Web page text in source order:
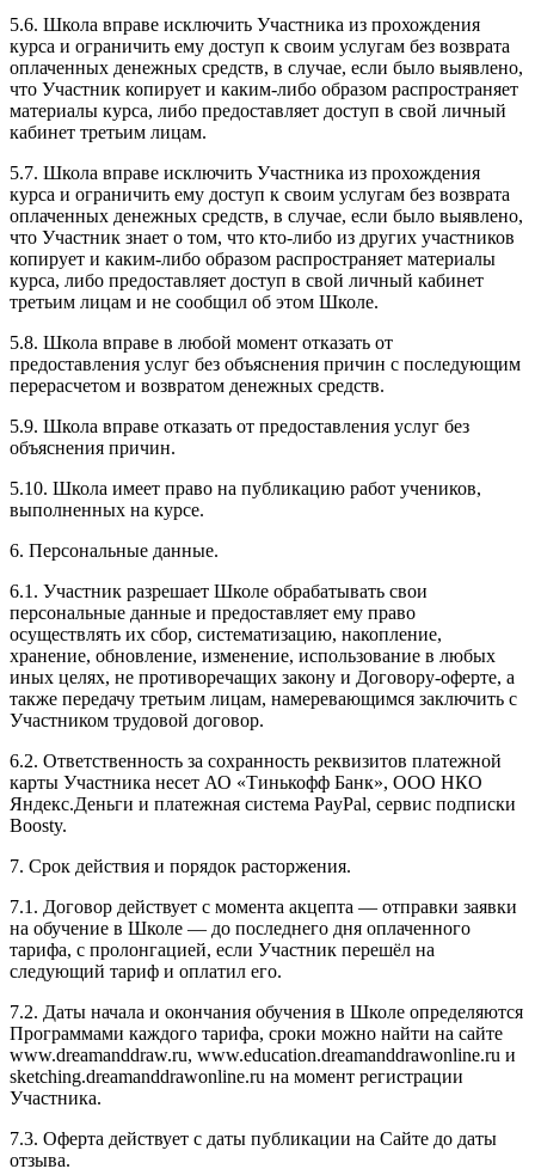
5.6. Школа вправе исключить Участника из прохождения
курса и ограничить ему доступ к своим услугам без возврата
оплаченных денежных средств, в случае, если было выявлено,
что Участник копирует и каким-либо образом распространяет
материалы курса, либо предоставляет доступ в свой личный
кабинет третьим лицам.
5.7. Школа вправе исключить Участника из прохождения
курса и ограничить ему доступ к своим услугам без возврата
оплаченных денежных средств, в случае, если было выявлено,
что Участник знает о том, что кто-либо из других участников
копирует и каким-либо образом распространяет материалы
курса, либо предоставляет доступ в свой личный кабинет
третьим лицам и не сообщил об этом Школе.
5.8. Школа вправе в любой момент отказать от
предоставления услуг без объяснения причин с последующим
перерасчетом и возвратом денежных средств.
5.9. Школа вправе отказать от предоставления услуг без
объяснения причин.
5.10. Школа имеет право на публикацию работ учеников,
выполненных на курсе.
6. Персональные данные.
6.1. Участник разрешает Школе обрабатывать свои
персональные данные и предоставляет ему право
осуществлять их сбор, систематизацию, накопление,
хранение, обновление, изменение, использование в любых
иных целях, не противоречащих закону и Договору-оферте, а
также передачу третьим лицам, намеревающимся заключить с
Участником трудовой договор.
6.2. Ответственность за сохранность реквизитов платежной
карты Участника несет АО «Тинькофф Банк», ООО НКО
Яндекс.Деньги и платежная система PayPal, сервис подписки
Boosty.
7. Срок действия и порядок расторжения.
7.1. Договор действует с момента акцепта — отправки заявки
на обучение в Школе — до последнего дня оплаченного
тарифа, с пролонгацией, если Участник перешёл на
следующий тариф и оплатил его.
7.2. Даты начала и окончания обучения в Школе определяются
Программами каждого тарифа, сроки можно найти на сайте
www.dreamanddraw.ru, www.education.dreamanddrawonline.ru и
sketching.dreamanddrawonline.ru на момент регистрации
Участника.
7.3. Оферта действует с даты публикации на Сайте до даты
отзыва.